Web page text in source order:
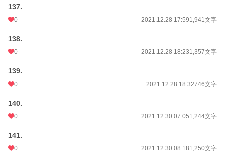
137.
0 2021.12.28 17:591,941文字
138.
0 2021.12.28 18:231,357文字
139.
0 2021.12.28 18:32746文字
140.
0 2021.12.30 07:051,244文字
141.
0 2021.12.30 08:181,250文字